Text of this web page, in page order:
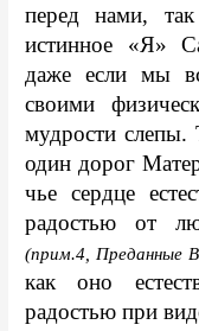
перед нами,
истинное «Я»
даже если мы
своими
мудрости слепы.
один дорог
чье сердце
(прим.4, Преданные
как оно
радостью при